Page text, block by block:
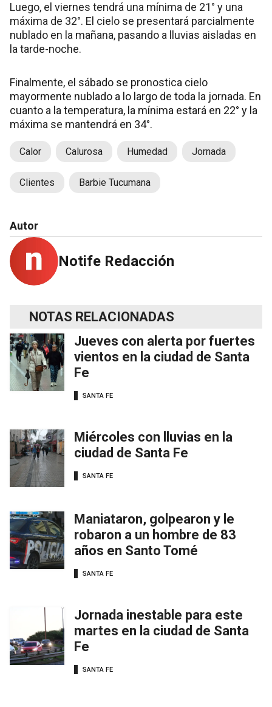
Luego, el viernes tendrá una mínima de 21° y una
máxima de 32°. El cielo se presentará parcialmente
nublado en la mañana, pasando a lluvias aisladas en
la tarde-noche.
Finalmente, el sábado se pronostica cielo
mayormente nublado a lo largo de toda la jornada. En
cuanto a la temperatura, la mínima estará en 22° y la
máxima se mantendrá en 34°.
Calor Calurosa Humedad Jornada
Clientes Barbie Tucumana
Autor
Notife Redacción
NOTAS RELACIONADAS
Jueves con alerta por fuertes
vientos en la ciudad de Santa
Fe
SANTA FE
Miércoles con lluvias en la
ciudad de Santa Fe
SANTA FE
Maniataron, golpearon y le
robaron a un hombre de 83
años en Santo Tomé
SANTA FE
Jornada inestable para este
martes en la ciudad de Santa
Fe
SANTA FE